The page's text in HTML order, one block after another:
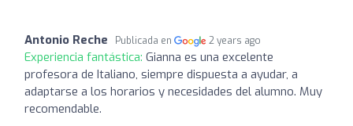
Antonio Reche Publicada en 2 years ago
Experiencia fantástica: Gianna es una excelente
profesora de Italiano, siempre dispuesta a ayudar, a
adaptarse a los horarios y necesidades del alumno. Muy
recomendable.